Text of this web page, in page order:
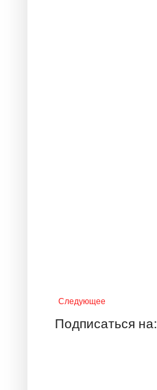
Следующее
Подписаться на: